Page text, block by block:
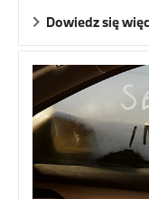
Dowiedz się